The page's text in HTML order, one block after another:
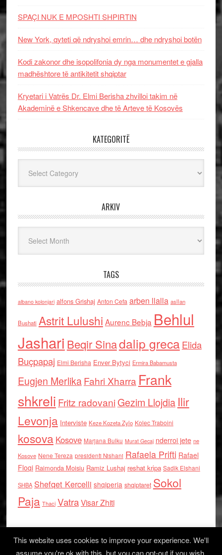
SPAÇI NUK E MPOSHTI SHPIRTIN
New York, qyteti që ndryshoi emrin… dhe ndryshoi botën
Kodi zakonor dhe isopolifonia dy nga monumentet e gjalla
madhështore të antikitetit shqiptar
Kryetari i Vatrës Dr. Elmi Berisha zhvilloi takim në
Akademinë e Shkencave dhe të Arteve të Kosovës
KATEGORITË
ARKIV
TAGS
albano kolonjari alfons Grishaj Anton Cefa arben llalla asllan
Bushati Astrit Lulushi Aurenc Bebja Behlul
Jashari Beqir Sinadalip grecaElida
Buçpapaj Elmi Berisha Enver Bytyci Ermira Babamusta
Eugjen MerlikaFahri Xharra Frank
shkreli Fritz radovaniGezim Llojdia Ilir
Levonja Interviste Keze Kozeta Zylo Kolec Traboini
kosova Kosove Marjana Bulku Murat Gecaj nderroi jete ne
Kosove Nene Tereza presidenti Nishani Rafaela Prifti Rafael
Floqi Raimonda Moisiu Ramiz Lushaj reshat kripa Sadik Elshani
SHBA Shefqet Kercelli shqiperia shqiptaret Sokol
Paja Thaci VatraVisar Zhiti
This website uses cookies to improve your experience. We'll
assume you're ok with this, but you can opt-out if you wish.